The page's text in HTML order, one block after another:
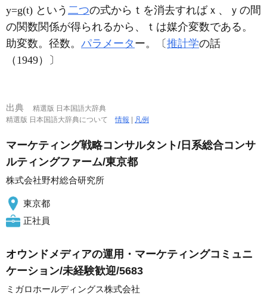
y=g(t) という 二つの式からｔを消去すればｘ、ｙの間
の関数関係が得られるから、ｔは媒介変数である。
助変数。径数。 パラメータ ー。〔推計学の話
（1949）〕
出典
精選版 日本国語大辞典
精選版 日本国語大辞典について情報 | 凡例
マーケティング戦略コンサルタント/日系総合コンサ
ルティングファーム/東京都
株式会社野村総合研究所
東京都
正社員
オウンドメディアの運用・マーケティングコミュニ
ケーション/未経験歓迎/5683
ミガロホールディングス株式会社